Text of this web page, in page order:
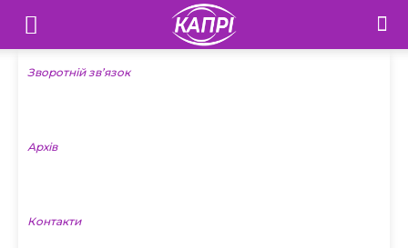
Телебачення
«Капрі»
Новини
Зворотній зв’язок
Архів
Контакти